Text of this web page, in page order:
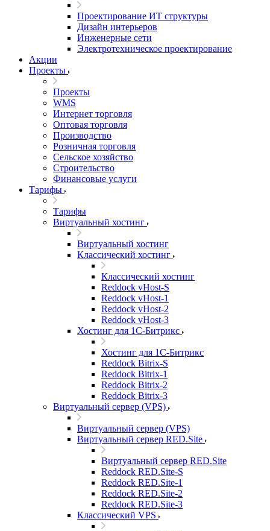
Проектирование ИТ структуры
Дизайн интерьеров
Инженерные сети
Электротехническое проектирование
Акции
Проекты
Проекты
WMS
Интернет торговля
Оптовая торговля
Производство
Розничная торговля
Сельское хозяйство
Строительство
Финансовые услуги
Тарифы
Тарифы
Виртуальный хостинг
Виртуальный хостинг
Классический хостинг
Классический хостинг
Reddock vHost-S
Reddock vHost-1
Reddock vHost-2
Reddock vHost-3
Хостинг для 1С-Битрикс
Хостинг для 1С-Битрикс
Reddock Bitrix-S
Reddock Bitrix-1
Reddock Bitrix-2
Reddock Bitrix-3
Виртуальный сервер (VPS)
Виртуальный сервер (VPS)
Виртуальный сервер RED.Site
Виртуальный сервер RED.Site
Reddock RED.Site-S
Reddock RED.Site-1
Reddock RED.Site-2
Reddock RED.Site-3
Классический VPS